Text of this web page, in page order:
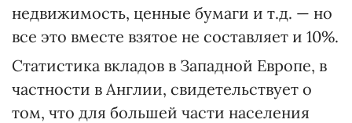
недвижимость, ценные бумаги и т.д. — но
все это вместе взятое не составляет и 10%.
Статистика вкладов в Западной Европе, в
частности в Англии, свидетельствует о
том, что для большей части населения